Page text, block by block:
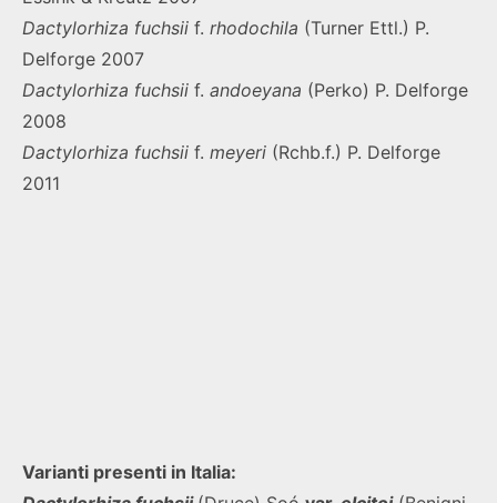
Dactylorhiza fuchsii f. rhodochila (Turner Ettl.) P.
Delforge 2007
Dactylorhiza fuchsii f. andoeyana (Perko) P. Delforge
2008
Dactylorhiza fuchsii f. meyeri (Rchb.f.) P. Delforge
2011
Varianti presenti in Italia: